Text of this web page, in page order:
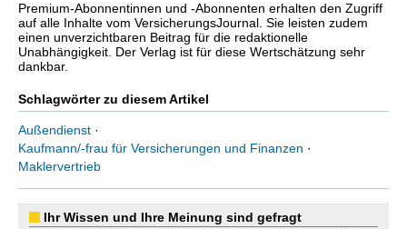
Premium-Abonnentinnen und -Abonnenten erhalten den Zugriff
auf alle Inhalte vom VersicherungsJournal. Sie leisten zudem
einen unverzichtbaren Beitrag für die redaktionelle
Unabhängigkeit. Der Verlag ist für diese Wertschätzung sehr
dankbar.
Schlagwörter zu diesem Artikel
Außendienst ·
Kaufmann/-frau für Versicherungen und Finanzen ·
Maklervertrieb
Ihr Wissen und Ihre Meinung sind gefragt